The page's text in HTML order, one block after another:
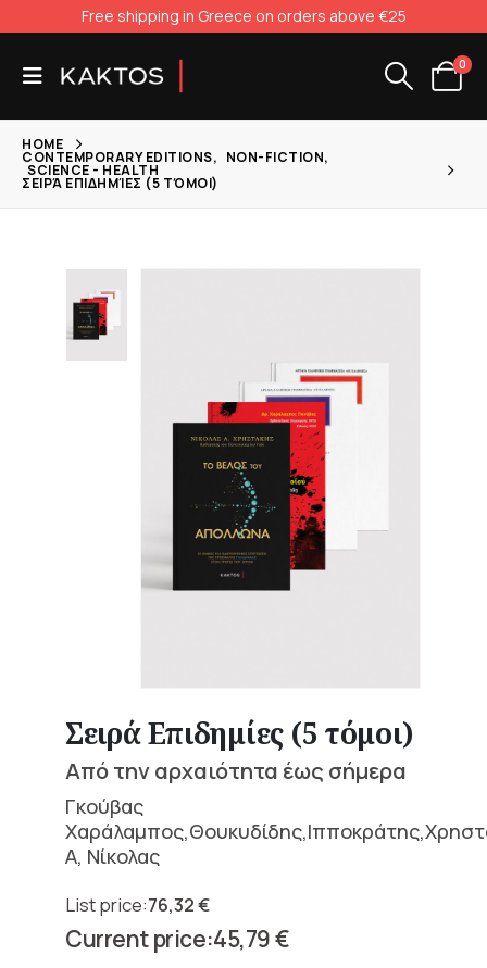
Free shipping in Greece on orders above €25
0
HOME
CONTEMPORARY EDITIONS, NON-FICTION,
SCIENCE - HEALTH
ΣΕΙΡΆ ΕΠΙΔΗΜΊΕΣ (5 ΤΌΜΟΙ)
Σειρά Επιδημίες (5 τόμοι)
Από την αρχαιότητα έως σήμερα
Γκούβας
Α, Νίκολας
76,32€
Original
price 45,79€